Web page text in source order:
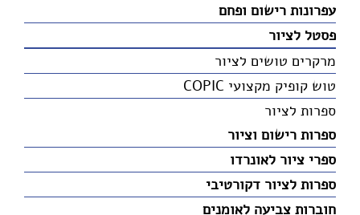
עפרונות רישום ופחם
פסטל לציור
מרקרים טושים לציור
טוש קופיק מקצועי COPIC
ספרות לציור
ספרות רישום וציור
ספרי ציור לאונרדו
ספרות לציור דקורטיבי
חוברות צביעה לאומנים